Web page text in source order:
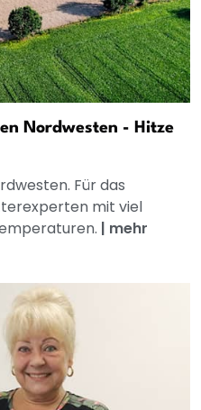
Nordwesten - Hitze
Für das
mit viel
| mehr